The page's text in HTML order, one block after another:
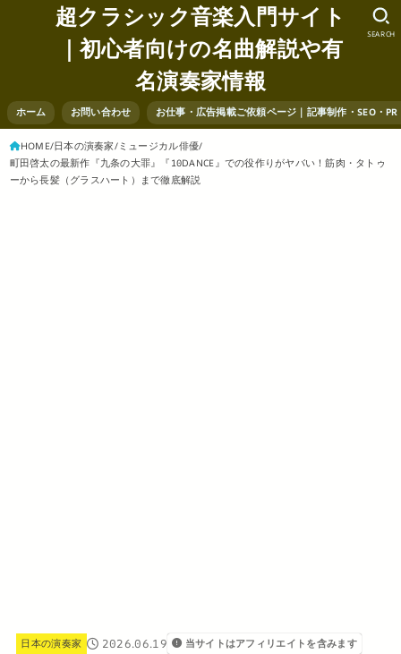
超クラシック音楽入門サイト
｜初心者向けの名曲解説や有
名演奏家情報
ホーム お問い合わせ お仕事・広告掲載ご依頼ページ｜記事制作・SEO・
SEARCH
HOME 日本の演奏家 ミュージカル俳優
町田啓太の最新作『九条の大罪』『10DANCE』での役作りがヤバい！筋肉・タトゥ
ーから長髪（グラスハート）まで徹底解説
日本の演奏家 2026.06.19 当サイトはアフィリエイトを含みます